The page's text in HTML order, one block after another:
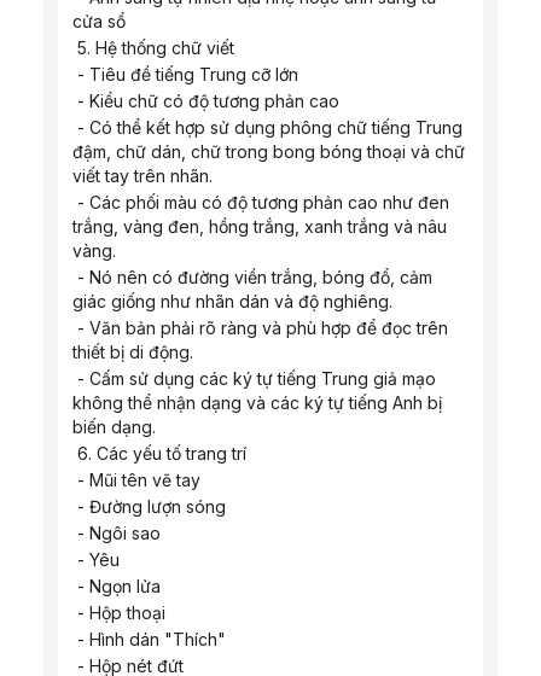
cửa sổ
5. Hệ thống chữ viết
- Tiêu đề tiếng Trung cỡ lớn
- Kiểu chữ có độ tương phản cao
đậm, chữ dán, chữ trong bong bóng thoại và chữ
viết tay trên nhãn.
trắng, vàng đen, hồng trắng, xanh trắng và nâu
vàng.
giác giống như nhãn dán và độ nghiêng.
thiết bị di động.
không thể nhận dạng và các ký tự tiếng Anh bị
biến dạng.
6. Các yếu tố trang trí
- Mũi tên vẽ tay
- Đường lượn sóng
- Ngôi sao
- Yêu
- Ngọn lửa
- Hộp thoại
- Hình dán "Thích"
- Hộp nét đứt